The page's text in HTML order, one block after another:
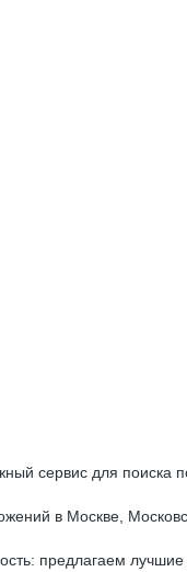
сервис для поиска
в Москве,
предлагаем